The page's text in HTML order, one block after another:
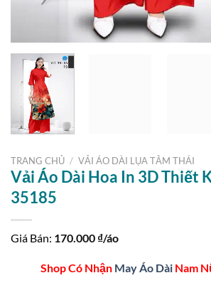
TRANG CHỦ / VẢI ÁO DÀI LỤA TẰM THÁI
Vải Áo Dài Hoa In 3D Thiết
35185
Giá Bán: 170.000 ₫/áo
Shop Có Nhận May Áo DàiNam